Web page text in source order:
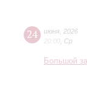
24 июня 2026
20:00 Ср
Большой